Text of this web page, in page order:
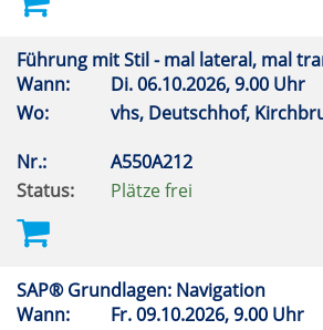
Führung mit Stil - mal lateral, mal
Wann:
Di.06.10.2026, 9.00 Uhr
Wo:
vhs, Deutschhof,
Nr.:
A550A212
Status:
Plätze frei
SAP® Grundlagen: Navigation
Wann:
Fr.09.10.2026, 9.00 Uhr